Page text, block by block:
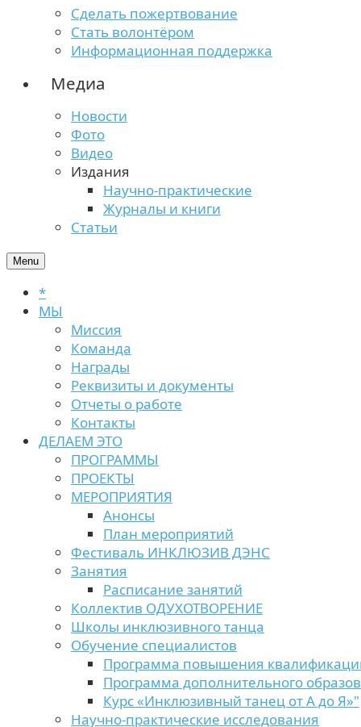
Сделать пожертвование
Стать волонтёром
Информационная поддержка
Медиа
Новости
Фото
Видео
Издания
Научно-практические
Журналы и книги
Статьи
Menu
*
МЫ
Миссия
Команда
Награды
Реквизиты и документы
Отчеты о работе
Контакты
ДЕЛАЕМ ЭТО
ПРОГРАММЫ
ПРОЕКТЫ
МЕРОПРИЯТИЯ
Анонсы
План мероприятий
Фестиваль ИНКЛЮЗИВ ДЭНС
Занятия
Расписание занятий
Коллектив ОДУХОТВОРЕНИЕ
Школы инклюзивного танца
Обучение специалистов
Программа повышения
Программа дополнительного
Курс «Инклюзивный танец от А до Я»"
Научно-практические исследования